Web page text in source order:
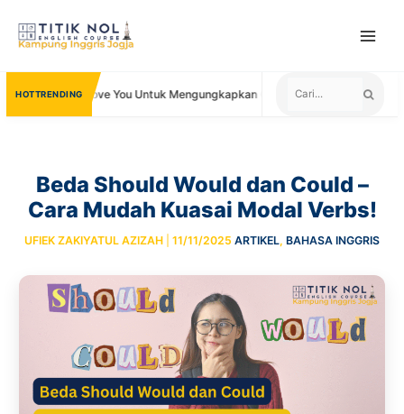
content
TRENDING
Lain I Love You Untuk Mengungkapkan Cinta Negara yang
Beda Should Would dan Could –
Cara Mudah Kuasai Modal Verbs!
UFIEK ZAKIYATUL AZIZAH 11/11/2025 ARTIKEL, BAHASA INGGRIS